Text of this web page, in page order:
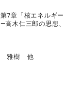
7章「核エネルギー
高木仁三郎の思想、
雅樹 他